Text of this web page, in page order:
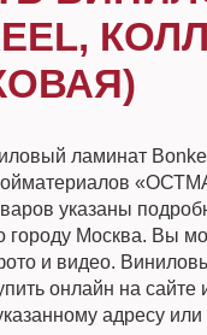
ламинат
указаны
городу Москва. Вы
и видео.
онлайн на сайте
адресу